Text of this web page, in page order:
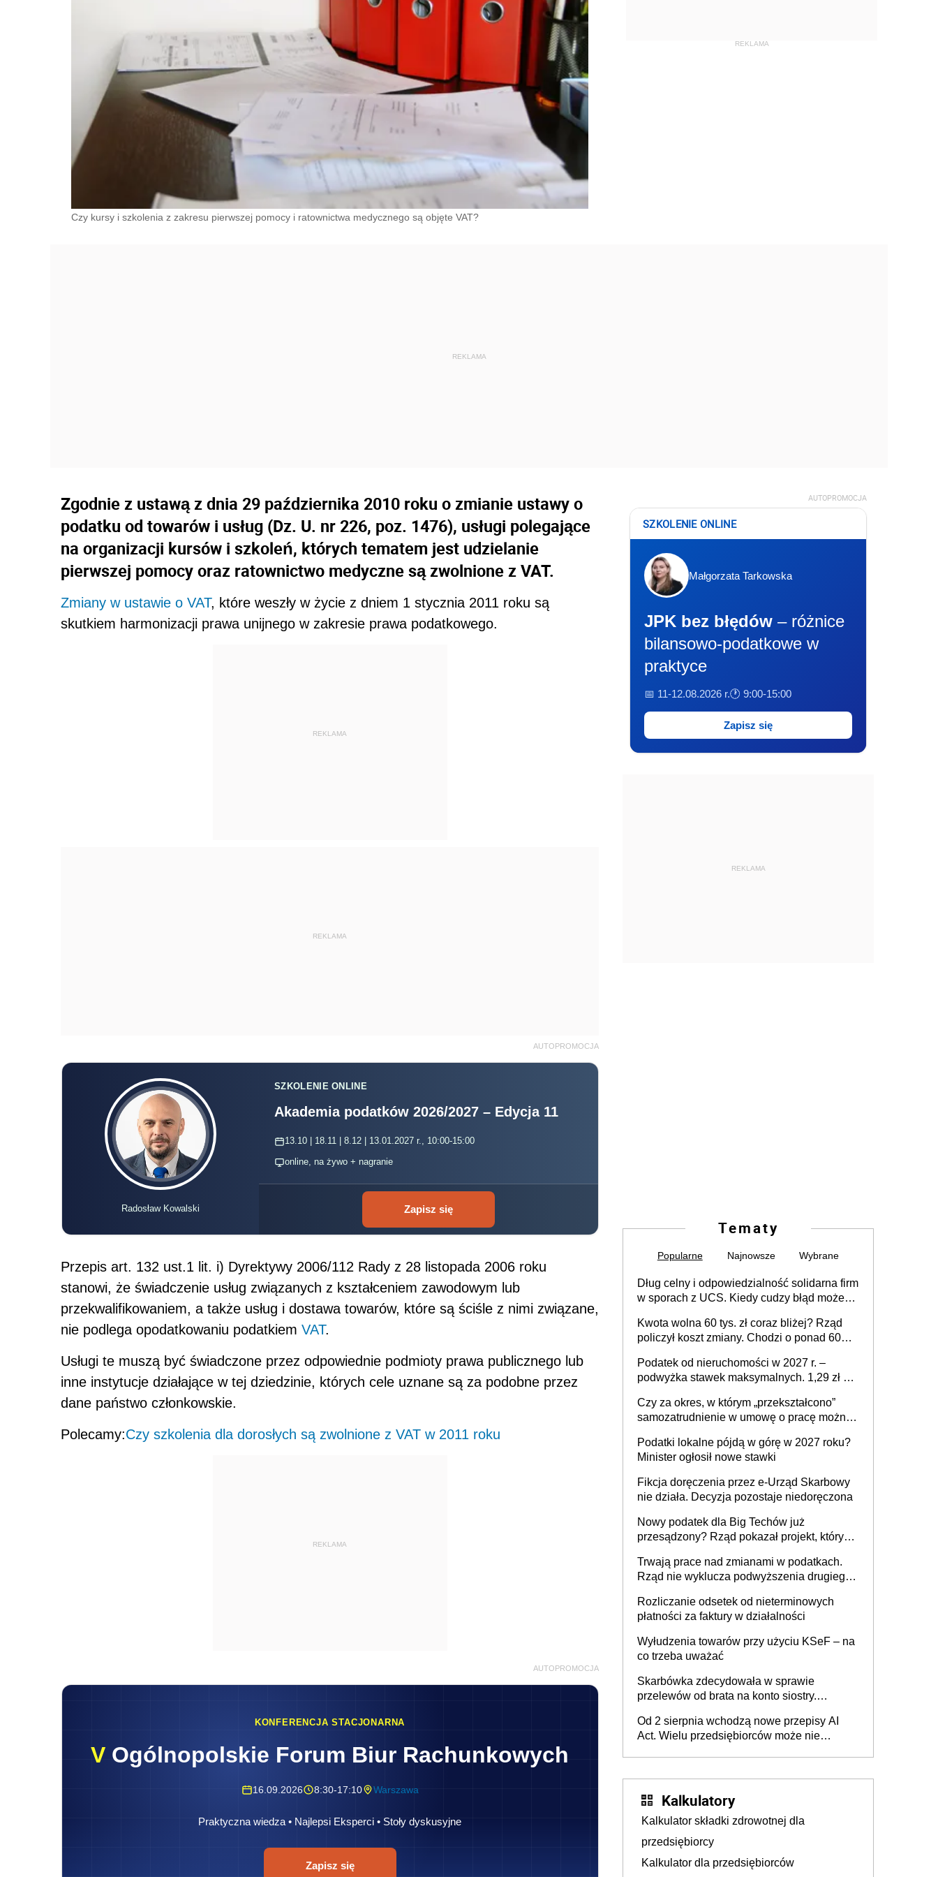
Czy kursy i szkolenia z zakresu pierwszej pomocy i ratownictwa medycznego są objęte VAT?
Zgodnie z ustawą z dnia 29 października 2010 roku o zmianie ustawy o
podatku od towarów i usług (Dz. U. nr 226, poz. 1476), usługi polegające
na organizacji kursów i szkoleń, których tematem jest udzielanie
pierwszej pomocy oraz ratownictwo medyczne są zwolnione z VAT.
Zmiany w ustawie o VAT, które weszły w życie z dniem 1 stycznia 2011 roku są
skutkiem harmonizacji prawa unijnego w zakresie prawa podatkowego.
REKLAMA
REKLAMA
AUTOPROMOCJA
Radosław Kowalski
SZKOLENIE ONLINE
Akademia podatków 2026/2027 – Edycja 11
13.10 | 18.11 | 8.12 | 13.01.2027 r., 10:00-15:00
online, na żywo + nagranie
Zapisz się
Przepis art. 132 ust.1 lit. i) Dyrektywy 2006/112 Rady z 28 listopada 2006 roku
stanowi, że świadczenie usług związanych z kształceniem zawodowym lub
przekwalifikowaniem, a także usług i dostawa towarów, które są ściśle z nimi związane,
nie podlega opodatkowaniu podatkiem VAT.
Usługi te muszą być świadczone przez odpowiednie podmioty prawa publicznego lub
inne instytucje działające w tej dziedzinie, których cele uznane są za podobne przez
dane państwo członkowskie.
Polecamy:Czy szkolenia dla dorosłych są zwolnione z VAT w 2011 roku
REKLAMA
AUTOPROMOCJA
KONFERENCJA STACJONARNA
V Ogólnopolskie Forum Biur Rachunkowych
16.09.2026 8:30-17:10 Warszawa
Praktyczna wiedza • Najlepsi Eksperci • Stoły dyskusyjne
Zapisz się
AUTOPROMOCJA
SZKOLENIE ONLINE
Małgorzata Tarkowska
JPK bez błędów – różnice
bilansowo-podatkowe w
praktyce
📅 11-12.08.2026 r.🕐 9:00-15:00
Zapisz się
REKLAMA
Tematy
Popularne Najnowsze Wybrane
Dług celny i odpowiedzialność solidarna firm
w sporach z UCS. Kiedy cudzy błąd może
Kwota wolna 60 tys. zł coraz bliżej? Rząd
policzył koszt zmiany. Chodzi o ponad 60
Podatek od nieruchomości w 2027 r. –
podwyżka stawek maksymalnych. 1,29 zł za
budynków i lokali związanych z
prowadzeniem działalności gospodarczej
Czy za okres, w którym „przekształcono”
samozatrudnienie w umowę o pracę można
umowy cywilnoprawnej jedynym
racjonalnym wyjściem
Podatki lokalne pójdą w górę w 2027 roku?
Minister ogłosił nowe stawki
Fikcja doręczenia przez e-Urząd Skarbowy
nie działa. Decyzja pozostaje niedoręczona
Nowy podatek dla Big Techów już
przesądzony? Rząd pokazał projekt, który
Trwają prace nad zmianami w podatkach.
Rząd nie wyklucza podwyższenia drugiego
Rozliczanie odsetek od nieterminowych
płatności za faktury w działalności
Wyłudzenia towarów przy użyciu KSeF – na
co trzeba uważać
Skarbówka zdecydowała w sprawie
przelewów od brata na konto siostry.
darowizna, ale podatku jednak nie będzie
Od 2 sierpnia wchodzą nowe przepisy AI
Act. Wielu przedsiębiorców może nie
Kalkulatory
Kalkulator składki zdrowotnej dla
przedsiębiorcy
Kalkulator dla przedsiębiorców